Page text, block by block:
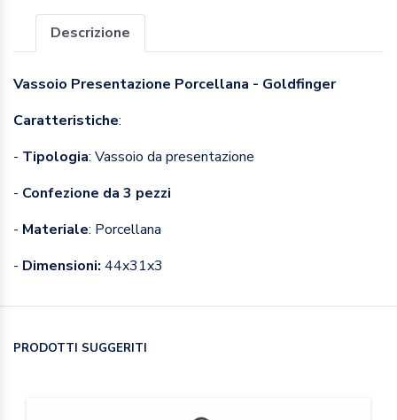
Descrizione
Vassoio Presentazione Porcellana - Goldfinger
Caratteristiche:
- Tipologia: Vassoio da presentazione
- Confezione da 3 pezzi
- Materiale: Porcellana
- Dimensioni: 44x31x3
PRODOTTI SUGGERITI